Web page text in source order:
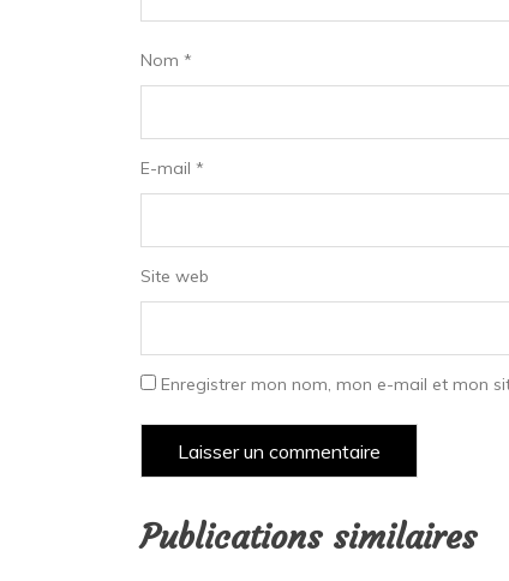
Nom *
E-mail *
Site web
Enregistrer mon nom, mon e-mail et mon
Publications similaires